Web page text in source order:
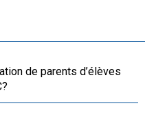
de parents d’élèves